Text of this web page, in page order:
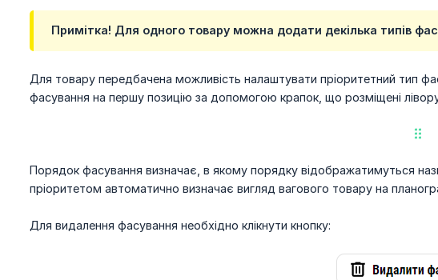
Примітка! Для одного товару можна додати декілька типів
Для товару передбачена можливість налаштувати пріоритетний тип
фасування на першу позицію за допомогою крапок, що розміщені
Порядок фасування визначає, в якому порядку відображатимуться
пріоритетом автоматично визначає вигляд вагового товару на
Для видалення фасування необхідно клікнути кнопку: